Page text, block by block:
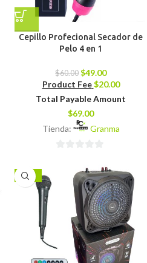
Cepillo Profecional Secador de
Pelo 4 en 1
$60.00 $49.00
Product Fee $20.00
Total Payable Amount
$69.00
Tienda:
Granma
-21%